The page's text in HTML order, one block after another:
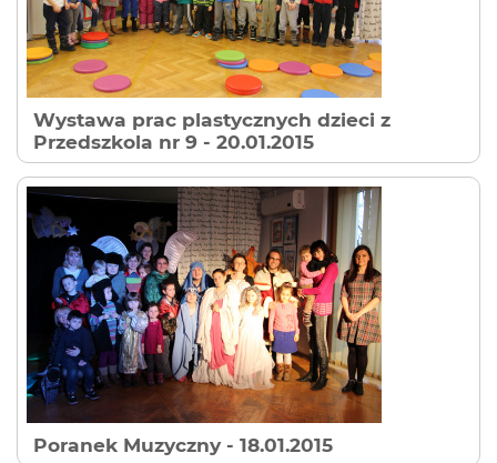
Wystawa prac plastycznych dzieci z
Przedszkola nr 9 - 20.01.2015
Poranek Muzyczny - 18.01.2015